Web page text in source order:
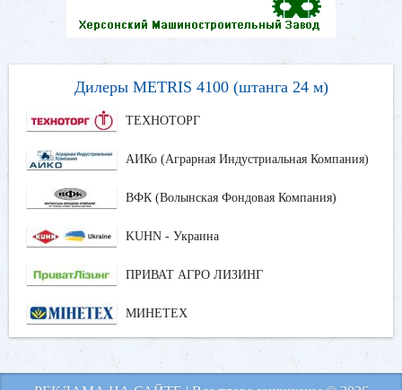
Дилеры METRIS 4100 (штанга 24 м)
ТЕХНОТОРГ
АИКо (Аграрная Индустриальная Компания)
ВФК (Волынская Фондовая Компания)
KUHN - Украина
ПРИВАТ АГРО ЛИЗИНГ
МИНЕТЕХ